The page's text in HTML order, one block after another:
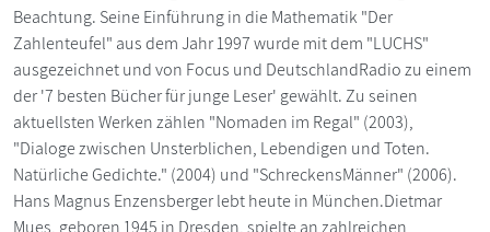
Beachtung. Seine Einführung in die Mathematik "Der
Zahlenteufel" aus dem Jahr 1997 wurde mit dem "LUCHS"
ausgezeichnet und von Focus und DeutschlandRadio zu einem
der '7 besten Bücher für junge Leser' gewählt. Zu seinen
aktuellsten Werken zählen "Nomaden im Regal" (2003),
"Dialoge zwischen Unsterblichen, Lebendigen und Toten.
Natürliche Gedichte." (2004) und "SchreckensMänner" (2006).
Hans Magnus Enzensberger lebt heute in München.Dietmar
Mues, geboren 1945 in Dresden, spielte an zahlreichen